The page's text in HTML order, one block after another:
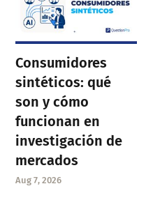
Consumidores
sintéticos: qué
son y cómo
funcionan en
investigación de
mercados
Aug 7, 2026